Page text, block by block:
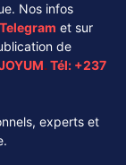
Nos infos
Telegram et sur
de
. Tél: +237
experts et